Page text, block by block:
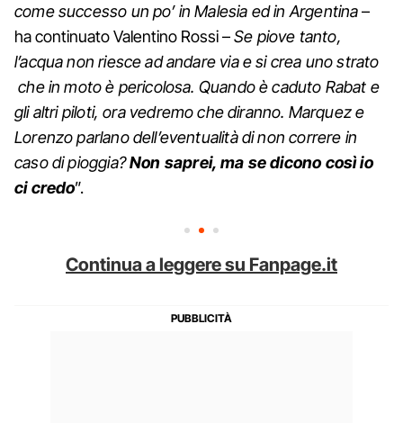
come successo un po’ in Malesia ed in Argentina–
ha continuato Valentino Rossi –Se piove tanto,
l’acqua non riesce ad andare via e si crea uno strato
che in moto è pericolosa. Quando è caduto Rabat e
gli altri piloti, ora vedremo che diranno. Marquez e
Lorenzo parlano dell’eventualità di non correre in
caso di pioggia?Non saprei, ma se dicono così io
ci credo”.
Continua a leggere su Fanpage.it